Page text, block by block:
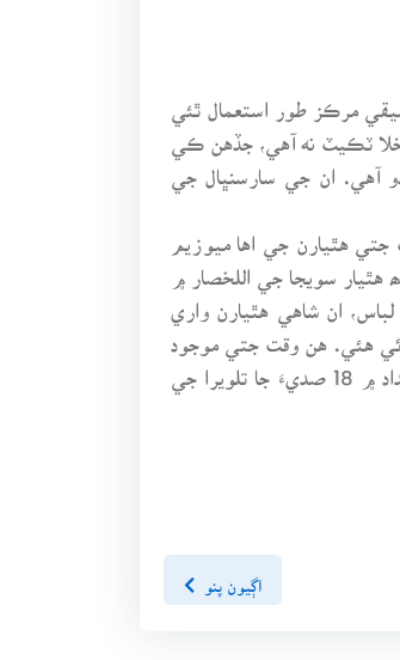
مرڪز طور استعمال ٿئي
ٽڪيٽ نه آهي، جڏهن ڪي
آهي. ان جي سارسنڀال جي
هٿيارن جي اها ميوزيم
هٿيار سويجا جي اللخصار ۾
ان شاهي هٿيارن واري
جي دور دوران قائم ڪيل فارميسي جيڪا 1594ع ۾ قائم ڪئي وئي هئي. هن وقت جتي موجود
آهي اُها اتي 1874ع ۾ آندي وئي. ان جي ڀرسان، ان دواخاني ۾ استعمال ٿيندڙ ٿانوَ، ڪُنا، برتڻ وغيره موجود آهن، جن مان ڪافي تعداد ۾ 18 صديءَ جا تلويرا جي
اڳيون پنو